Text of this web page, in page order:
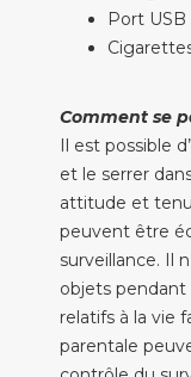
Port USB
Comment se
Il est possible
et le serrer
attitude et
peuvent être
surveillance. Il
objets pendant
relatifs à la vie
parentale